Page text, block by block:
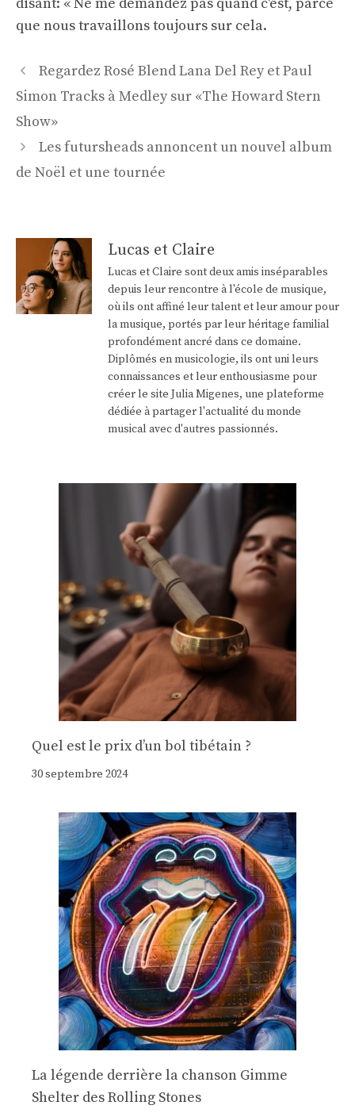
disant: « Ne me demandez pas quand c'est, parce
que nous travaillons toujours sur cela.
Navigation
des
articles
Regardez Rosé Blend Lana Del Rey et Paul
Simon Tracks à Medley sur «The Howard Stern
Show»
Les futursheads annoncent un nouvel album
de Noël et une tournée
Lucas et Claire
Lucas et Claire sont deux amis inséparables
depuis leur rencontre à l'école de musique,
où ils ont affiné leur talent et leur amour pour
la musique, portés par leur héritage familial
profondément ancré dans ce domaine.
Diplômés en musicologie, ils ont uni leurs
connaissances et leur enthousiasme pour
créer le site Julia Migenes, une plateforme
dédiée à partager l'actualité du monde
musical avec d'autres passionnés.
Quel est le prix d’un bol tibétain ?
30 septembre 2024
La légende derrière la chanson Gimme
Shelter des Rolling Stones